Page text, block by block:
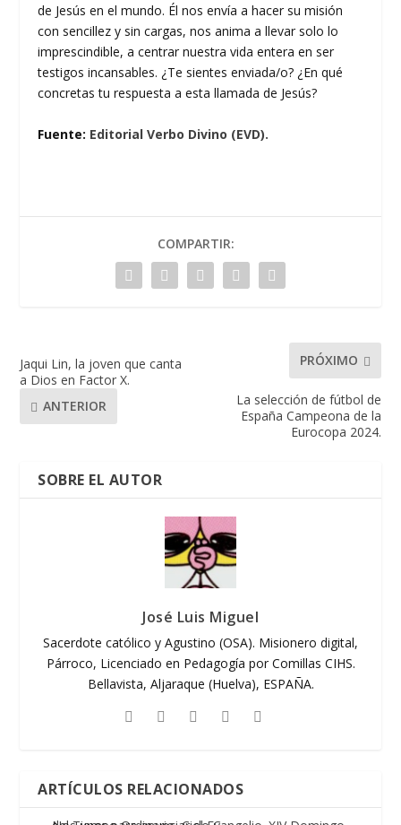
de Jesús en el mundo. Él nos envía a hacer su misión
con sencillez y sin cargas, nos anima a llevar solo lo
imprescindible, a centrar nuestra vida entera en ser
testigos incansables. ¿Te sientes enviada/o? ¿En qué
concretas tu respuesta a esta llamada de Jesús?
Fuente: Editorial Verbo Divino (EVD).
COMPARTIR:
Jaqui Lin, la joven que canta
a Dios en Factor X.
ANTERIOR
PRÓXIMO
La selección de fútbol de
España Campeona de la
Eurocopa 2024.
SOBRE EL AUTOR
José Luis Miguel
Sacerdote católico y Agustino (OSA). Misionero digital,
Párroco, Licenciado en Pedagogía por Comillas CIHS.
Bellavista, Aljaraque (Huelva), ESPAÑA.
ARTÍCULOS RELACIONADOS